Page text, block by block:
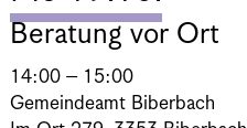
Beratung vor Ort
14:00 – 15:00
Gemeindeamt Biberbach